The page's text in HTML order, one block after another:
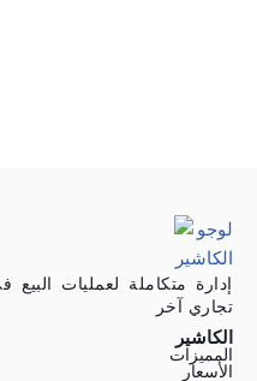
الكاشير
المميزات
الأسعار
إدارة متكاملة لعمليات
تجاري آخر